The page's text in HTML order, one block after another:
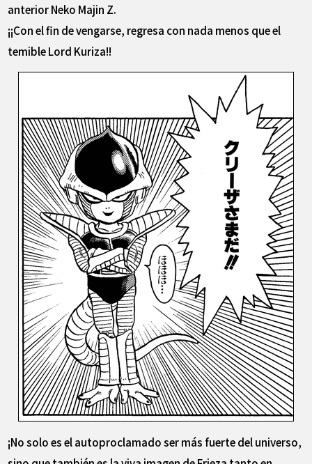
anterior Neko Majin Z.
¡¡Con el fin de vengarse, regresa con nada menos que el
temible Lord Kuriza!!
¡No solo es el autoproclamado ser más fuerte del universo,